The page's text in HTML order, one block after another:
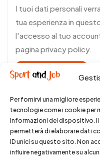
Per fornirvi una migliore
tecnologie come i cookie per
informazioni del dispositivo.
permetterà di elaborare dati
ID unici su questo sito. Non
influire negativamente su
I tuoi dati personali
tua esperienza in
l'accesso al tuo
pagina privacy policy.
Registrati
© 2025